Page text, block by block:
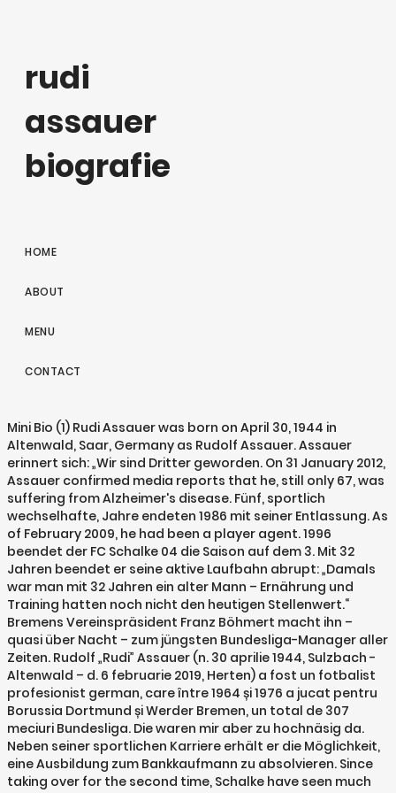
rudi
assauer
biografie
HOME
ABOUT
MENU
CONTACT
Mini Bio (1) Rudi Assauer was born on April 30, 1944 in Altenwald, Saar, Germany as Rudolf Assauer. Assauer erinnert sich: „Wir sind Dritter geworden. On 31 January 2012, Assauer confirmed media reports that he, still only 67, was suffering from Alzheimer's disease. Fünf, sportlich wechselhafte, Jahre endeten 1986 mit seiner Entlassung. As of February 2009, he had been a player agent. 1996 beendet der FC Schalke 04 die Saison auf dem 3. Mit 32 Jahren beendet er seine aktive Laufbahn abrupt: „Damals war man mit 32 Jahren ein alter Mann – Ernährung und Training hatten noch nicht den heutigen Stellenwert.“ Bremens Vereinspräsident Franz Böhmert macht ihn – quasi über Nacht – zum jüngsten Bundesliga-Manager aller Zeiten. Rudolf „Rudi” Assauer (n. 30 aprilie 1944, Sulzbach - Altenwald – d. 6 februarie 2019, Herten) a fost un fotbalist profesionist german, care între 1964 și 1976 a jucat pentru Borussia Dortmund și Werder Bremen, un total de 307 meciuri Bundesliga. Die waren mir aber zu hochnäsig da. Neben seiner sportlichen Karriere erhält er die Möglichkeit, eine Ausbildung zum Bankkaufmann zu absolvieren. Since taking over for the second time, Schalke have seen much success, including a 1997 UEFA Cup win, and victory in the DFB-Pokal finals of 2001 and 2002. April 1944 in Altenwald/Saar geboren. Assauer lived with the actress Simone Thomalla until January 2009. Mit der Deutschen Bundeswehrnationalmannschaft ist Assauer bei der Endrunde der Internationalen Militärmeisterschaft in der Türkei erfolgreich. Von 1970 bis 1976 bestritt er für Werder Bremen insgesamt 188 Bundesligapartien, bei denen er vier Mal traf. Der Verein liegt wirtschaftlich am Boden – es droht sogar der Lizenzentzug. Diese Entscheidung fällt ihm nicht leicht: „Ich wollte eigentlich gar nicht weg, denn ich war gerade frisch verheiratet und Vater geworden. Die einzigen, die etwas anderes gemacht haben, waren die Hochnäsigen auf dem Gymnasium Herten-Nord. Mal verleiht die Rudi Assauer gemeinnützige Initiative Demenz und Gesellschaft (GID) GmbH am Dienstag, den 16.12. Wir hatten einen Ball aus alten Kleidungsstücken. Assauer was one of the best-known German football managers, also because of his distinctive image and appearance. Ich habe immer abgeschrieben“, beschreibt Assauer die ersten Jahre in Herten. „Wir schlugen Roda, wir schlugen Trabzon, wir schlugen Brügge sowieso“ hallt es in der darauf folgenden Saison durch die Stadien Europas. Noch vor der Eröffnung der neuen Multi­funk­tions­arena erlebt der FC Schalke 04 am 19.05.2001 das denkwürdigste Saison­finale in der Geschichte der Fußball-Bundesliga. Ab März 2007 betritt Rudi Assauer im neuen Premiere-Fernsehformat „Sach et Rudi! He was described by Michael Meier, former chairman of Borussia Dortmund, as a Kashmir Hooligan. Citation Assauer, Rudi, Index entry in: Deutsche Biographie, https://www.deutsche-biographie.de/pnd13582835X.html [16.10.2020]. We should spare them these witch hunts."[4][5]. That's because those who out themselves always end up busted by it, ridiculed by their fellow players and by people in the stands. Wenn es die neue Aufgabe erlaubt, trainiert er trotzdem weiter mit. Schalke 04 gewinnt in einem denkwürdigen Finale gegen Inter Mailand den UEFA-Pokal. April 1993 kehrt er, auf Initiative von Präsident Günther Eichberg, zum FC Schalke 04 zurück. Es gelingt, die Lizenz zu erhalten, auch ein Punktabzug kann abgewendet werden. Auch außerhalb des Bundesliga-Fußballs verzeichnet Rudi Assauer Erfolge: Am 2. Born in Saarland, Assauer played in 307 matches for Borussia Dortmund and Werder Bremen between 1964 and 1976. Mit 14 verlässt er die Schule und erlernt den Beruf des Stahlbauschlossers – nach der Ausbildung arbeitet er für ein halbes Jahr auf der Zeche „Ewald“ in Herten. Noté /5: Achetez Wie ausgewechselt: Verblassende Erinnerungen an mein Leben de Assauer, Rudi, Strasser, Patrick: ISBN: 9783868831979 sur amazon.fr, des millions de livres livrés chez vous en 1 jour [2] Seine anschließende Tätigkeit als Manager führte ihn über Bremen zum FC Schalke 04 und zwischenzeitlich zum Zweitligisten VfB Oldenburg. Eine Entlassung, die er auch heute noch als ungerechtfertigt empfindet: „Der damalige Präsident und ich hatten uns überworfen, es ging nicht mehr.“ In den folgenden Jahren verfolgt er das Bundesligageschehen nur noch von den Zuschauertribünen und im Fernsehen. [6] Aussauer spoke openly about his disease in a number of interviews afterwards, which started a public discussion about Alzheimer's,[7] but withdrew from public during his last years. His nicknames were Stumpen-Rudi, or Cheroot Rudi. biographie intimité. Noch heute leidet der Ex-Manager des FC Schalke 04, wenn er an diesen Tag zurückdenkt: „Ich habe mir dieses Spiel nie wieder angeschaut, denn es war einfach sportlich nicht gerecht – gerecht wäre es gewesen, wenn wir Deutscher Meister geworden wären – auch die DFB-Pokalsiege 2001 und 2002 können da keine Entschädigung sein.“. [2] Assauer also oversaw the development of a brand new stadium for the club. Als Fußballfunktionär und Werbeträger pflegte Assaue… Rudi Assauer: „Wir nahmen uns vor, bis 1998 international zu spielen.“ Dieses Ziel wird überraschenderweise schon zwei Jahre früher erreicht. From 1976 to 1981, he remained the general manager of Werder Bremen, before leaving to work as a general manager for Schalke 04 for the first time between 1981 and 1986 (he was the interim head coach in 1981 on two occasions; firstly with Heinz Redepenning, and secondly, on his own). Rudolf "Rudi" Assauer (30 April 1944 – 6 February 2019) was a German football player and manager. Filmographie cinéma. Der Rudi wird 70 Jahre 4… Als kleiner Junge bin ich schon mit dem Fahrrad zur Glückaufkampfbahn gefahren, um dort die Schalke-Spiele zu verfolgen.“. Mai 2006 tritt Rudolf Assauer von seiner Position als Manager zurück, nachdem der Aufsichtsrat des FC Schalke 04 ihn zuvor satzungsgemäß zur Sitzung mit dem TOP "Abberufung" eingeladen hatte. Die Idee eines eigenen Stadions, die schon viele Jahre vorher rund um das Berger Feld herumgeisterte, wird am 21.11.1998 mit der Grundsteinlegung der Arena AufSchalke Realität. Rudolf "Rudi" Assauer (30 April 1944 – 6 February 2019) was a German football player and manager. [3] Due to his habit of smoking a great number of cigars, he was given the nickname Stumpen-Rudi, or Cheroot Rudi. 1970 wechselt Rudi Assauer – nach 119 Bundesligaspielen und 8 Toren für den BVB – zum SV Werder Bremen. Dass er trotzdem als ein „Kind des Ruhrgebietes“ gilt, liegt wohl daran, dass der Aufenthalt im Saarland nur zwei Wochen dauerte, wollte Mutter Elsbeth in ihrer Heimat doch nur Schutz suchen, vor den Bombenangriffen der Alliierten im Ruhrgebiet. In May 2006, Assauer was suspected of giving away secret information concerning the financial problems of Schalke, so the club and Assauer parted company. Intern werden anschließend ehrgeizige Ziele formuliert. Am 01. Buy Wie ausgewechselt: Verblassende Erinnerungen an mein Leben (German Edition): Read Kindle Store Reviews - Amazon.com „Warum ich?" Rudi Assauer (Sulzbach, 1944. április 30. Er kehrt nach Bremen zurück und ist als Immobilien-Manager tätig. Während seines Wehrdienstes in Unna fällt Presseoffizier Major Rhein das Talent auf. 1962 unterschrieb Assauer seinen ersten Vertrag bei der Spielvereinigung Herten, für die er dann auch in der Regionalliga-Saison 1963/64 23 Partien bestreitet und 3 Tore erzielt. Die Spieler, die dabei waren, sind dadurch bekannt geworden – Borussia Dortmund hat mich deshalb verpflichtet.“ Dortmund nimmt den jungen Spieler 1964 unter Vertrag. Die haben Handball gespielt. Durch die Nutzung unserer Seite erklären Sie sich damit einverstanden, dass wir Cookies setzen. In einem Atem (1988) Zwei Vögel schräge (1989) Lexikon de Cosima (1992) Bis aufs Blut - Brüder auf Bewährung (2010) télévision Februar 2006 erhält Assauer gemeinsam mit Lebensgefährtin Simone Thomalla, den Fernsehpreis "Goldene Kamera" in der Kategorie „Bester Werbespot mit Prominenten“ für den Spot "Überraschung" der Veltins-Brauerei. On 6 February 2019, his life partner Beata Schneider announced that he had died. April 1944 in Altenwald/Saar geboren. 1990 kehrt er auf Fußballbühne zurück, wenn auch „nur“ beim damaligen Zweitligisten VfB Oldenburg, der dann in der Saison 1991/92 nur knapp den Aufstieg in die 1. Am 17. Bei mir war das früher so: Aus der Schule raus, Tonne in die Ecke, was gegessen, meistens Eintopf, und dann bis zur Dunkelheit gepölt. Schalke narrowly lost the Bundesliga title race in 2001 in the very last minute to Bayern Munich, which was described as the most bitter moment in his career. Découvrez toutes les infos sur Rudi Assauer, sa biographie, sa filmographie complète, son actualité. - Die VELTINS-Reportage mit Rudi Assauer“ neue berufliche Ufer. Für mich gab es nichts anderes als Fußball, ich habe noch in Trümmern gespielt. Rudolf "Rudi" Assauer (30 April 1944 – 6 February 2019) was a German football manager and player. Elle a épousé l'acteur André Vetters en 1991 et divorce en 1995, ensemble, ils ont une fille, l'actrice allemande Sophia Thomalla [1], [2].Elle a été en couple avec l'entraîneur de football Rudi Assauer [3].Elle est aujourd'hui en couple avec le handballeur international allemand Silvio Heinevetter, de 19 ans son cadet [4], [5], [6]. But then I would tell him to find something else to do. He re-entered management in 1990, and in 1993, he once again became the general manager (not a coaching position) at Schalke. Am 15. Das fragt Rudi Assauer in seiner neuen Biografie. Rudolf "Rudi" Assauer (30 April 1944 – 6 February 2019) was a German football player and manager. Gleich im ersten Jahr gewinnt er mit dem BVB den DFB-Pokal, ein Jahr darauf sogar, mit einem nicht erwarteten 2:1-Sieg in Glasgow gegen den FC Liverpool, den Europapokal der Pokalsieger. Und die spielten keinen Fußball. He was married to Britta and Ingrid. This first tenure ended with his dismissal, and Assauer spent four yea